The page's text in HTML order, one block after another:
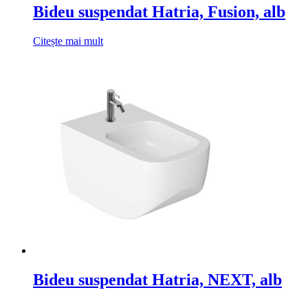
Bideu suspendat Hatria, Fusion, alb
Citește mai mult
Bideu suspendat Hatria, NEXT, alb